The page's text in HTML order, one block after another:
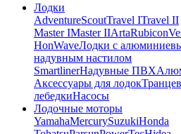
Лодки
AdventureScoutTravel ITravel II
Master IMaster IIArtaRubicon
HonWaveЛодки с
надувным настилом
SmartlinerНадувные ПВХ
Аксессуары для лодок
лебедкиНасосы
Лодочные моторы
YamahaMercurySuzukiHonda